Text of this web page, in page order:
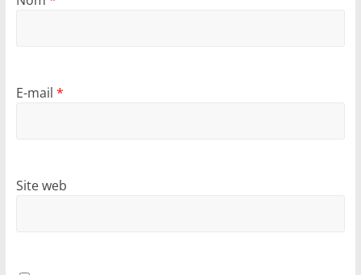
E-mail *
Site web